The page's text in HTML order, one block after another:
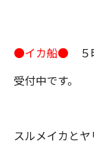
●イカ船●
受付中です。
スルメイカと